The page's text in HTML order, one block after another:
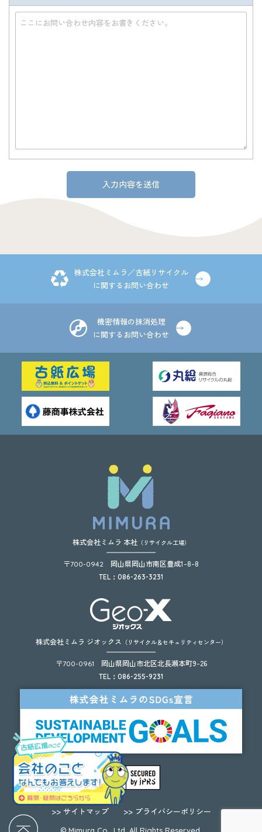
株式会社ミムラ／古紙リサイクル
に関するお問い合わせ
機密情報の抹消処理
に関するお問い合わせ
株式会社ミムラ 本社（リサイクル工場）
〒700-0942 岡山県岡山市南区豊成1-8-8
TEL：086-263-3231
株式会社ミムラ ジオックス （リサイクル＆セキュリティセンター）
〒700-0961 岡山県岡山市北区北長瀬本町9-26
TEL：086-255-9231
>>サイトマップ >>プライバシーポリシー